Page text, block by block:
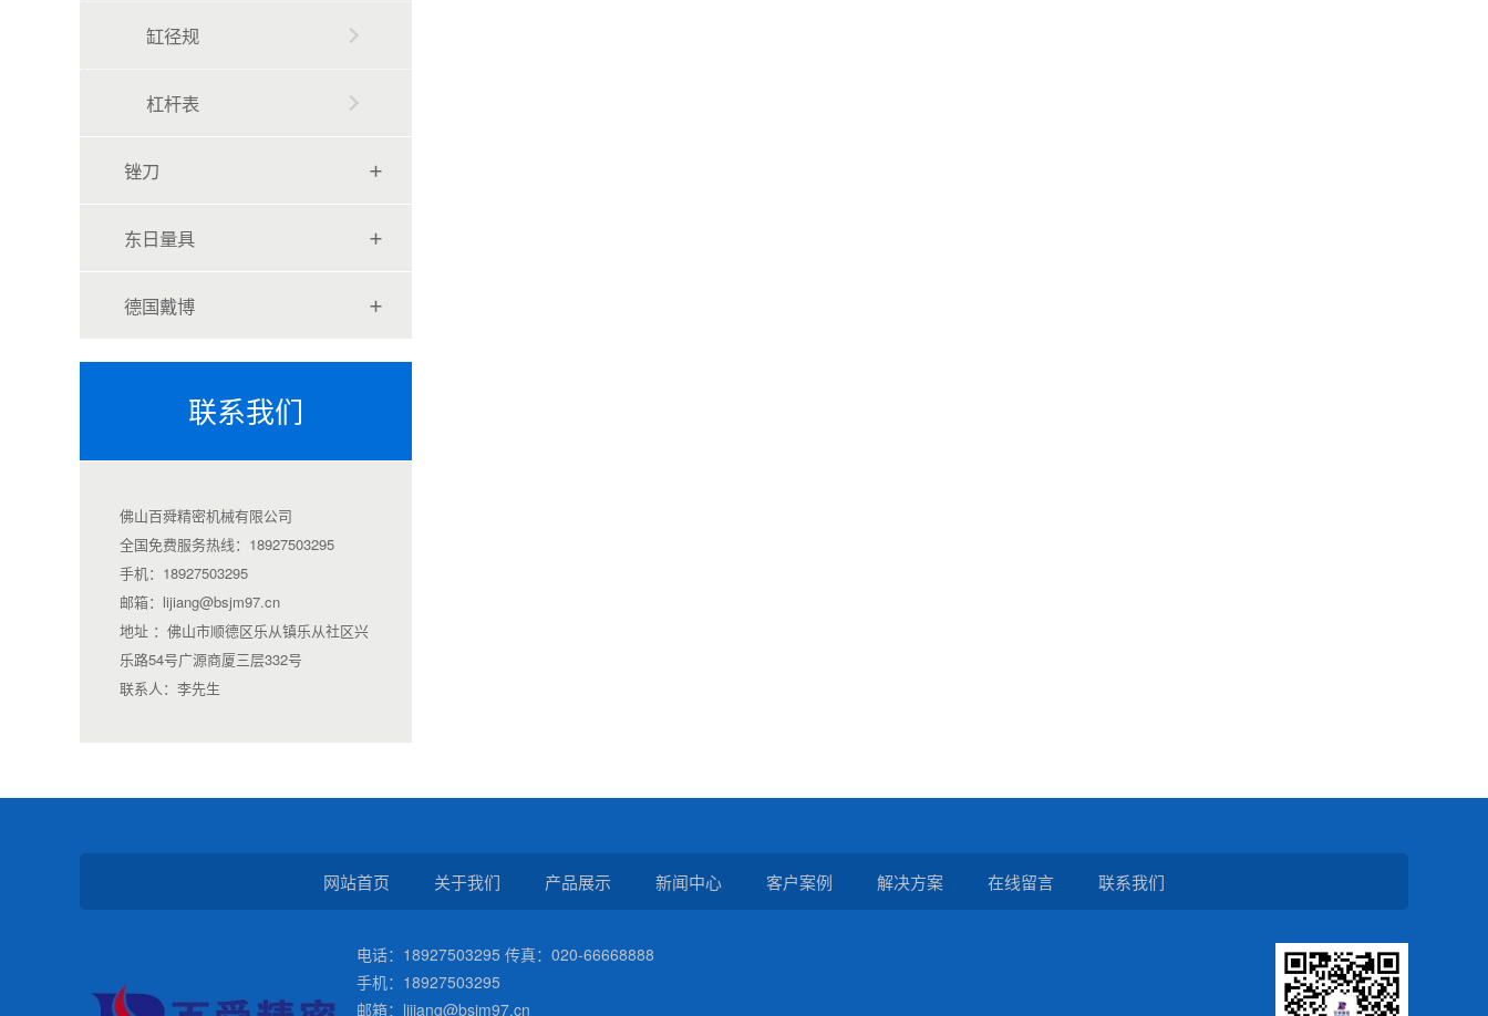
缸径规
杠杆表
锉刀
东日量具
德国戴博
联系我们
佛山百舜精密机械有限公司
全国免费服务热线：18927503295
手机：18927503295
邮箱：lijiang@bsjm97.cn
地址 ：佛山市顺德区乐从镇乐从社区兴
乐路54号广源商厦三层332号
联系人：李先生
网站首页 关于我们 产品展示 新闻中心 客户案例 解决方案 在线留言 联系我们
电话：18927503295 传真：020-66668888
手机：18927503295
邮箱：lijiang@bsjm97.cn